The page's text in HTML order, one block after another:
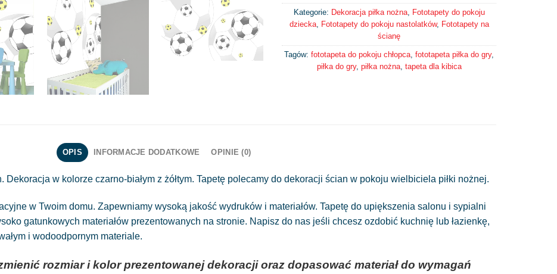
Kategorie: Dekoracja piłka nożna, Fototapety do pokoju
dziecka, Fototapety do pokoju nastolatków, Fototapety na
ścianę
Tagów: fototapeta do pokoju chłopca fototapeta piłka do gry,
piłka do gry, piłka nożna, tapeta dla kibica
OPIS INFORMACJE DODATKOWE OPINIE (0)
Dekoracja w kolorze czarno-białym z żółtym. Tapetę polecamy do dekoracji ścian w pokoju wielbiciela piłki nożnej.
w Twoim domu. Zapewniamy wysoką jakość wydruków i materiałów. Tapetę do upiększenia salonu i sypialni
gatunkowych materiałów prezentowanych na stronie. Napisz do nas jeśli chcesz ozdobić kuchnię lub łazienkę,
i wodoodpornym materiale.
rozmiar i kolor prezentowanej dekoracji oraz dopasować materiał do wymagań